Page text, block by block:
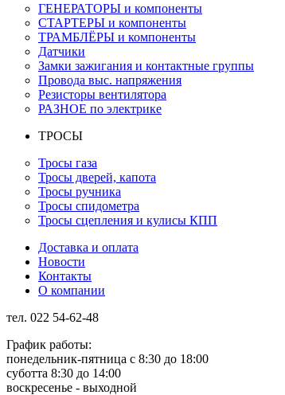
ГЕНЕРАТОРЫ и компоненты
СТАРТЕРЫ и компоненты
ТРАМБЛЁРЫ и компоненты
Датчики
Замки зажигания и контактные группы
Провода выс. напряжения
Резисторы вентилятора
РАЗНОЕ по электрике
ТРОСЫ
Тросы газа
Тросы дверей, капота
Тросы ручника
Тросы спидометра
Тросы сцепления и кулисы КПП
Доставка и оплата
Новости
Контакты
О компании
тел. 022 54-62-48
График работы:
понедельник-пятница с 8:30 до 18:00
суботта 8:30 до 14:00
воскресенье - выходной